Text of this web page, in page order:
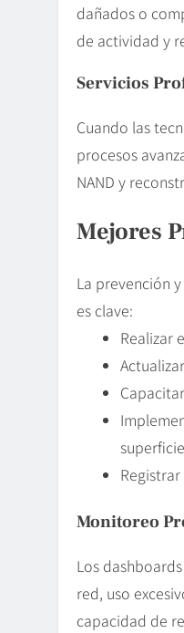
dañados o
de actividad y
Servicios
Cuando las
procesos
NAND y
Mejores
La prevención
es clave:
Realizar
Monitoreo
Los
red, uso
capacidad de